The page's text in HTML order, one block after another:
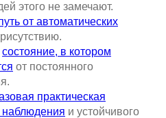
этого не замечают.
от автоматических
состояние, в котором
от постоянного
практическая
наблюдения и устойчивого